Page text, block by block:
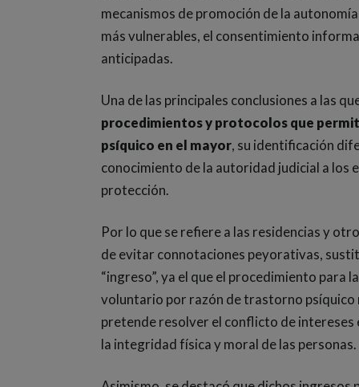
mecanismos de promoción de la
más vulnerables, el consentimiento
anticipadas.
Una de las principales conclusiones a las
procedimientos y protocolos que
psíquico en el mayor, su identificación
conocimiento de la autoridad judicial a los
protección.
Por lo que se refiere a las residencias y
de evitar connotaciones peyorativas,
“ingreso”, ya el que el procedimiento para
voluntario por razón de trastorno psíquico
pretende resolver el conflicto de intereses
la integridad física y moral de las personas.